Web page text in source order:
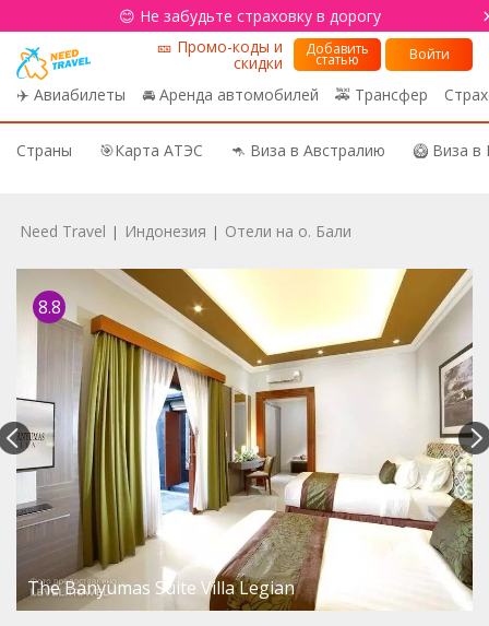
😊 Не забудьте страховку в дорогу
✈️ Авиабилеты 🚘 Аренда автомобилей 🚕 Трансфер
🎫 Промо-коды и
скидки
Добавить
статью Войти
Страны 🎯Карта АТЭС 🦘 Виза в Австралию 🥝 Виза
Need Travel | Индонезия | Отели на о. Бали
8.8
The Banyumas Suite Villa Legian